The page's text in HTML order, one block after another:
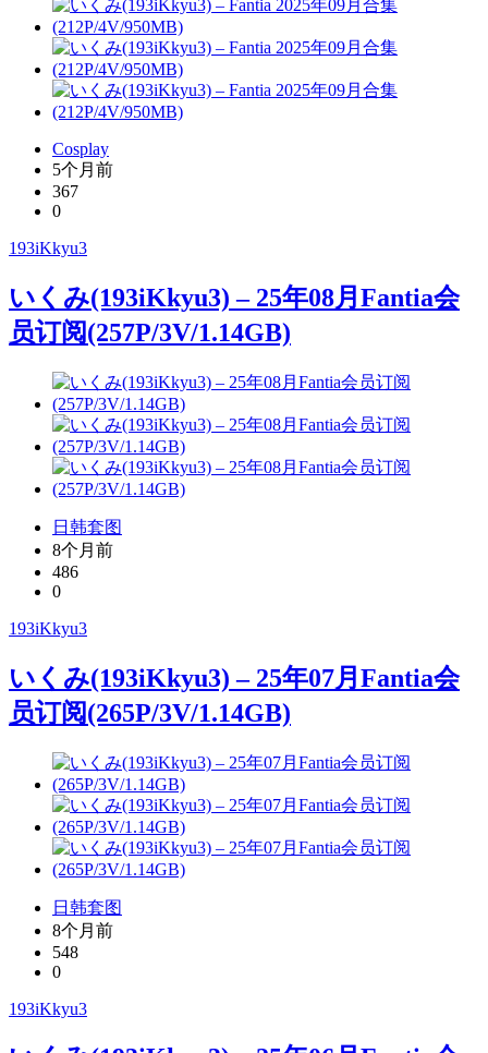
Cosplay
5个月前
367
0
193iKkyu3
いくみ(193iKkyu3) – 25年08月Fantia会
员订阅(257P/3V/1.14GB)
日韩套图
8个月前
486
0
193iKkyu3
いくみ(193iKkyu3) – 25年07月Fantia会
员订阅(265P/3V/1.14GB)
日韩套图
8个月前
548
0
193iKkyu3